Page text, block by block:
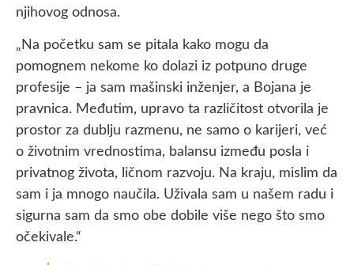
njihovog odnosa.
„Na početku sam se pitala kako mogu da
pomognem nekome ko dolazi iz potpuno druge
profesije – ja sam mašinski inženjer, a Bojana je
pravnica. Međutim, upravo ta različitost otvorila je
prostor za dublju razmenu, ne samo o karijeri, već
o životnim vrednostima, balansu između posla i
privatnog života, ličnom razvoju. Na kraju, mislim da
sam i ja mnogo naučila. Uživala sam u našem radu i
sigurna sam da smo obe dobile više nego što smo
očekivale.“